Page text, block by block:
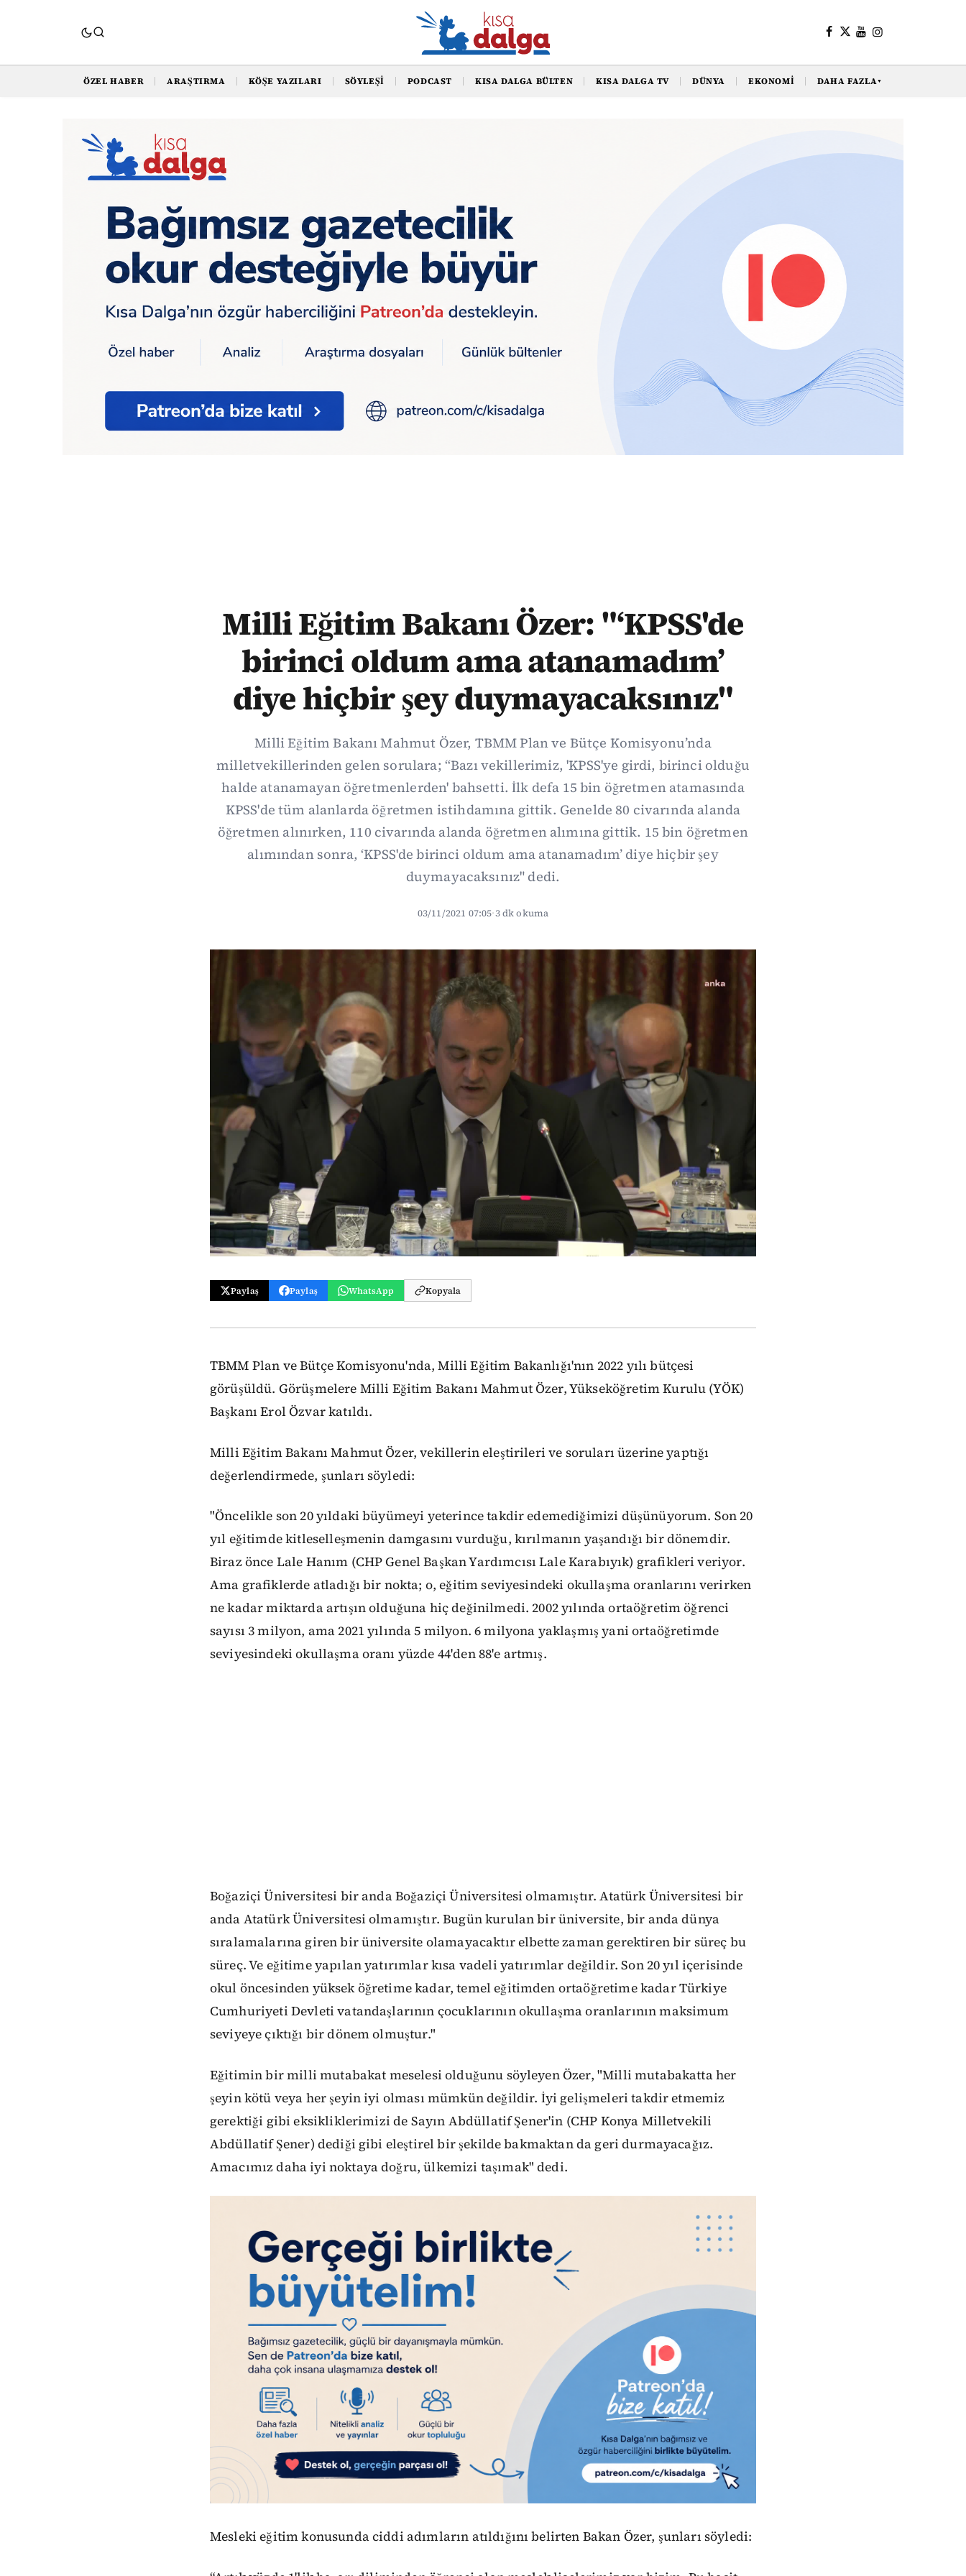
ÖZEL HABER ARAŞTIRMA KÖŞE YAZILARI SÖYLEŞI PODCAST KISA DALGA BÜLTEN KISA DALGA TV DÜNYA EKONOMI DAHA FAZLA▼
Milli Eğitim Bakanı Özer: "‘KPSS'de birinci oldum ama atanamadım’ diye hiçbir şey duymayacaksınız"
Milli Eğitim Bakanı Özer: "‘KPSS'de
birinci oldum ama atanamadım’
diye hiçbir şey duymayacaksınız"
Milli Eğitim Bakanı Mahmut Özer, TBMM Plan ve Bütçe Komisyonu’nda
milletvekillerinden gelen sorulara; “Bazı vekillerimiz, 'KPSS'ye girdi, birinci olduğu
halde atanamayan öğretmenlerden' bahsetti. İlk defa 15 bin öğretmen atamasında
KPSS'de tüm alanlarda öğretmen istihdamına gittik. Genelde 80 civarında alanda
öğretmen alınırken, 110 civarında alanda öğretmen alımına gittik. 15 bin öğretmen
alımından sonra, ‘KPSS'de birinci oldum ama atanamadım’ diye hiçbir şey
duymayacaksınız" dedi.
03/11/2021 07:05·3 dk okuma
Paylaş Paylaş WhatsApp Kopyala
TBMM Plan ve Bütçe Komisyonu'nda, Milli Eğitim Bakanlığı'nın 2022 yılı bütçesi
görüşüldü. Görüşmelere Milli Eğitim Bakanı Mahmut Özer, Yükseköğretim Kurulu (YÖK)
Başkanı Erol Özvar katıldı.
Milli Eğitim Bakanı Mahmut Özer, vekillerin eleştirileri ve soruları üzerine yaptığı
değerlendirmede, şunları söyledi:
"Öncelikle son 20 yıldaki büyümeyi yeterince takdir edemediğimizi düşünüyorum. Son 20
yıl eğitimde kitleselleşmenin damgasını vurduğu, kırılmanın yaşandığı bir dönemdir.
Biraz önce Lale Hanım (CHP Genel Başkan Yardımcısı Lale Karabıyık) grafikleri veriyor.
Ama grafiklerde atladığı bir nokta; o, eğitim seviyesindeki okullaşma oranlarını verirken
ne kadar miktarda artışın olduğuna hiç değinilmedi. 2002 yılında ortaöğretim öğrenci
sayısı 3 milyon, ama 2021 yılında 5 milyon. 6 milyona yaklaşmış yani ortaöğretimde
seviyesindeki okullaşma oranı yüzde 44'den 88'e artmış.
Boğaziçi Üniversitesi bir anda Boğaziçi Üniversitesi olmamıştır. Atatürk Üniversitesi bir
anda Atatürk Üniversitesi olmamıştır. Bugün kurulan bir üniversite, bir anda dünya
sıralamalarına giren bir üniversite olamayacaktır elbette zaman gerektiren bir süreç bu
süreç. Ve eğitime yapılan yatırımlar kısa vadeli yatırımlar değildir. Son 20 yıl içerisinde
okul öncesinden yüksek öğretime kadar, temel eğitimden ortaöğretime kadar Türkiye
Cumhuriyeti Devleti vatandaşlarının çocuklarının okullaşma oranlarının maksimum
seviyeye çıktığı bir dönem olmuştur."
Eğitimin bir milli mutabakat meselesi olduğunu söyleyen Özer, "Milli mutabakatta her
şeyin kötü veya her şeyin iyi olması mümkün değildir. İyi gelişmeleri takdir etmemiz
gerektiği gibi eksikliklerimizi de Sayın Abdüllatif Şener'in (CHP Konya Milletvekili
Abdüllatif Şener) dediği gibi eleştirel bir şekilde bakmaktan da geri durmayacağız.
Amacımız daha iyi noktaya doğru, ülkemizi taşımak" dedi.
Mesleki eğitim konusunda ciddi adımların atıldığını belirten Bakan Özer, şunları söyledi: